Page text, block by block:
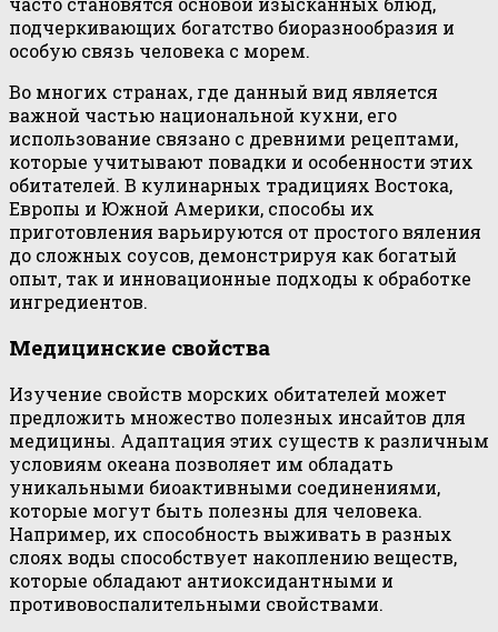
подчеркивающих богатство биоразнообразия и
особую связь человека с морем.
Во многих странах, где данный вид является
важной частью национальной кухни, его
использование связано с древними рецептами,
которые учитывают повадки и особенности этих
обитателей. В кулинарных традициях Востока,
Европы и Южной Америки, способы их
приготовления варьируются от простого вяления
до сложных соусов, демонстрируя как богатый
опыт, так и инновационные подходы к обработке
ингредиентов.
Медицинские свойства
Изучение свойств морских обитателей может
предложить множество полезных инсайтов для
медицины. Адаптация этих существ к различным
условиям океана позволяет им обладать
уникальными биоактивными соединениями,
которые могут быть полезны для человека.
Например, их способность выживать в разных
слоях воды способствует накоплению веществ,
которые обладают антиоксидантными и
противовоспалительными свойствами.